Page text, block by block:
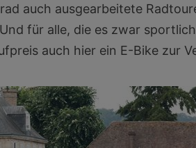
auch ausgearbeitete
für alle, die es zwar
auch hier ein E-Bike zur